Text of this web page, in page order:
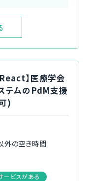
】医療学会
テムのPdM支援
)
外の空き時間
ービスがある